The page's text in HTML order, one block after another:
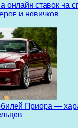
онлайн ставок на
и новичков…
Приора —